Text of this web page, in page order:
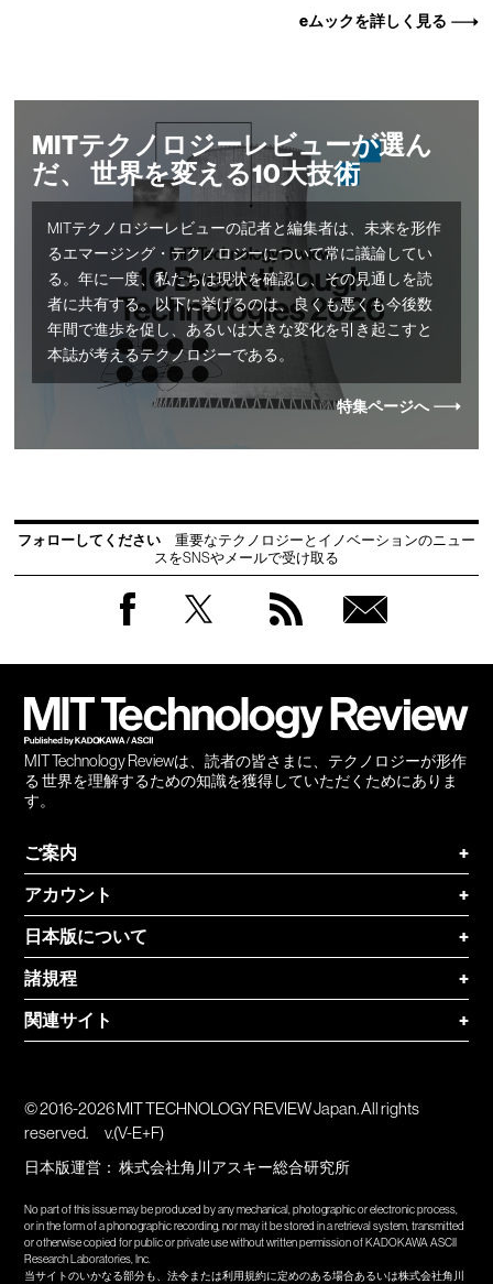
eムックを詳しく見る
MITテクノロジーレビューが選ん
だ、 世界を変える10大技術
MITテクノロジーレビューの記者と編集者は、未来を形作
るエマージング・テクノロジーについて常に議論してい
る。年に一度、私たちは現状を確認し、その見通しを読
者に共有する。以下に挙げるのは、良くも悪くも今後数
年間で進歩を促し、あるいは大きな変化を引き起こすと
本誌が考えるテクノロジーである。
特集ページへ
フォローしてください
重要なテクノロジーとイノベーションのニュー
スをSNSやメールで受け取る
MIT Technology Reviewは、読者の皆さまに、テクノロジーが形作
る 世界を理解するための知識を獲得していただくためにありま
す。
ご案内
+
アカウント
+
日本版について
+
諸規程
+
関連サイト
+
© 2016-2026 MIT TECHNOLOGY REVIEW Japan. All rights
reserved.
v.(V-E+F)
日本版運営：株式会社角川アスキー総合研究所
No part of this issue may be produced by any mechanical, photographic or electronic process,
or in the form of a phonographic recording, nor may it be stored in a retrieval system, transmitted
or otherwise copied for public or private use without written permission of KADOKAWA ASCII
Research Laboratories, Inc.
当サイトのいかなる部分も、法令または利用規約に定めのある場合あるいは株式会社角川